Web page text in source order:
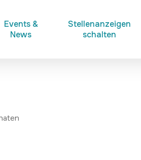
Events &
News
Stellenanzeigen
schalten